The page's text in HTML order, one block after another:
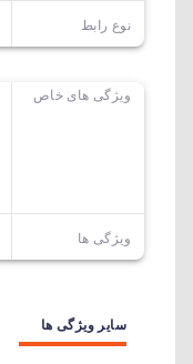
نوع رابط
ویژگی های خاص
ویژگی ها
سایر ویژگی ها